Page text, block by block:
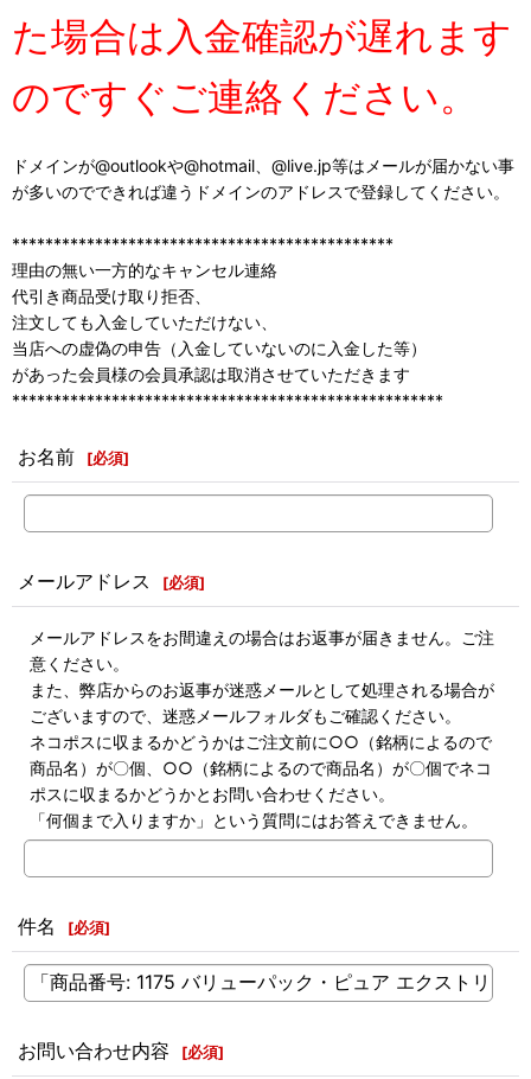
た場合は入金確認が遅れます
のですぐご連絡ください。
ドメインが@outlookや@hotmail、@live.jp等はメールが届かない事
が多いのでできれば違うドメインのアドレスで登録してください。
**********************************************
理由の無い一方的なキャンセル連絡
代引き商品受け取り拒否、
注文しても入金していただけない、
当店への虚偽の申告（入金していないのに入金した等）
があった会員様の会員承認は取消させていただきます
****************************************************
お名前 [必須]
メールアドレス [必須]
メールアドレスをお間違えの場合はお返事が届きません。ご注
意ください。
また、弊店からのお返事が迷惑メールとして処理される場合が
ございますので、迷惑メールフォルダもご確認ください。
ネコポスに収まるかどうかはご注文前に○○（銘柄によるので
商品名）が〇個、○○（銘柄によるので商品名）が〇個でネコ
ポスに収まるかどうかとお問い合わせください。
「何個まで入りますか」という質問にはお答えできません。
件名 [必須]
お問い合わせ内容 [必須]